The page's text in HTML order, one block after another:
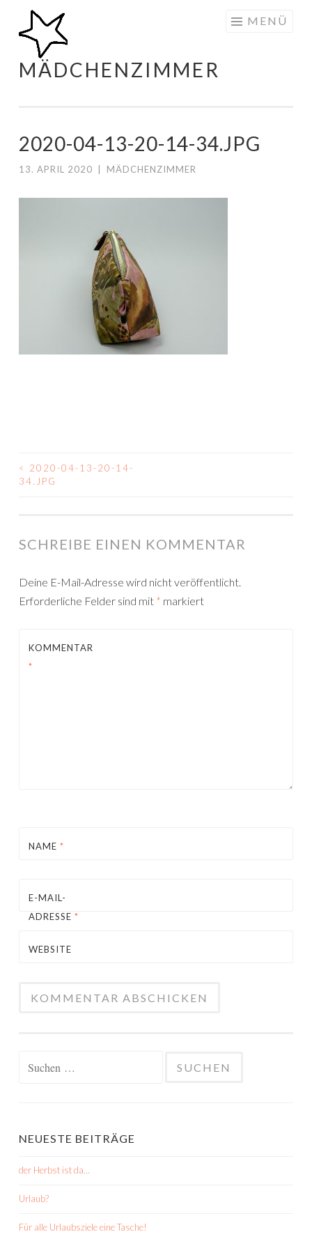
Zum
Inhalt
springen
MÄDCHENZIMMER
MENÜ
2020-04-13-20-14-34.JPG
13. APRIL 2020 MÄDCHENZIMMER
BEITRAGSNAVIGATION
<
2020-04-13-20-14-
34.JPG
SCHREIBE EINEN KOMMENTAR
Deine E-Mail-Adresse wird nicht veröffentlicht.
Erforderliche Felder sind mit * markiert
KOMMENTAR
*
NAME *
E-MAIL-
ADRESSE *
WEBSITE
NEUESTE BEITRÄGE
der Herbst ist da…
Urlaub?
Für alle Urlaubsziele eine Tasche!